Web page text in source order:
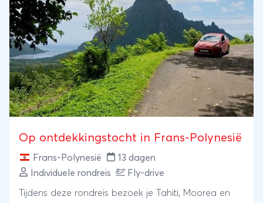
Op ontdekkingstocht in Frans-Polynesië
Frans-Polynesië
13 dagen
Individuele rondreis
Fly-drive
Tijdens deze rondreis bezoek je Tahiti, Moorea en